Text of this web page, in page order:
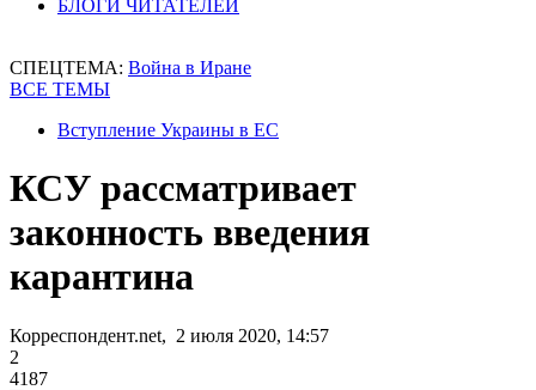
БЛОГИ ЧИТАТЕЛЕЙ
СПЕЦТЕМА: Война в Иране
ВСЕ ТЕМЫ
Вступление Украины в ЕС
КСУ рассматривает
законность введения
карантина
Корреспондент.net, 2 июля 2020, 14:57
2
4187